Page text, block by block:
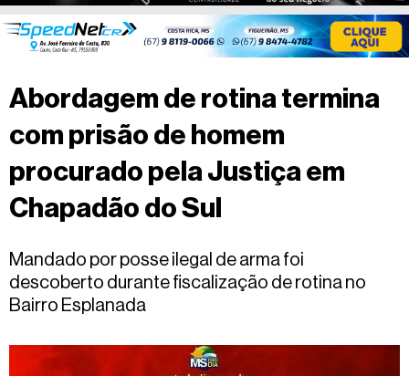
Sobre
Nós
TV
MS
dia
Fale
conosco
Buscar
Abordagem de rotina termina
com prisão de homem
procurado pela Justiça em
Chapadão do Sul
Mandado por posse ilegal de arma foi
descoberto durante fiscalização de rotina no
Bairro Esplanada